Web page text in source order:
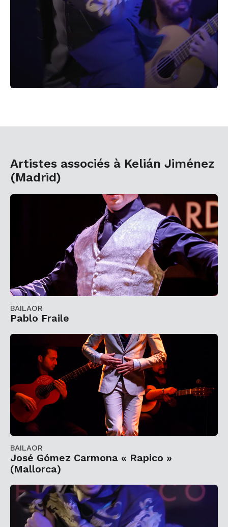
Artistes associés à Kelián Jiménez
(Madrid)
BAILAOR
Pablo Fraile
BAILAOR
José Gómez Carmona « Rapico »
(Mallorca)